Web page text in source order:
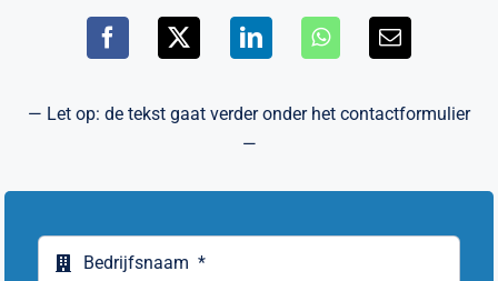
— Let op: de tekst gaat verder onder het contactformulier
—